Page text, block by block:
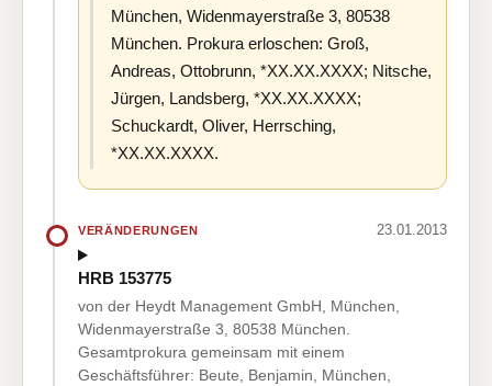
München, Widenmayerstraße 3, 80538
München. Prokura erloschen: Groß,
Andreas, Ottobrunn, *XX.XX.XXXX; Nitsche,
Jürgen, Landsberg, *XX.XX.XXXX;
Schuckardt, Oliver, Herrsching,
*XX.XX.XXXX.
VERÄNDERUNGEN 23.01.2013
HRB 153775
von der Heydt Management GmbH, München,
Widenmayerstraße 3, 80538 München.
Gesamtprokura gemeinsam mit einem
Geschäftsführer: Beute, Benjamin, München,